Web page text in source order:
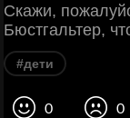
Скажи,
Бюстгальтер,
#дети
0 0